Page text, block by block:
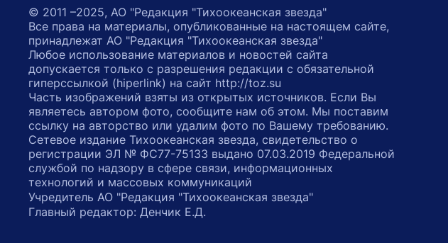
© 2011 –2025, АО "Редакция "Тихоокеанская звезда"
Все права на материалы, опубликованные на настоящем сайте,
принадлежат АО "Редакция "Тихоокеанская звезда"
Любое использование материалов и новостей сайта
допускается только с разрешения редакции с обязательной
гиперссылкой (hiperlink) на сайт http://toz.su
Часть изображений взяты из открытых источников. Если Вы
являетесь автором фото, сообщите нам об этом. Мы поставим
ссылку на авторство или удалим фото по Вашему требованию.
Сетевое издание Тихоокеанская звезда, свидетельство о
регистрации ЭЛ № ФС77-75133 выдано 07.03.2019 Федеральной
службой по надзору в сфере связи, информационных
технологий и массовых коммуникаций
Учредитель АО "Редакция "Тихоокеанская звезда"
Главный редактор: Денчик Е.Д.